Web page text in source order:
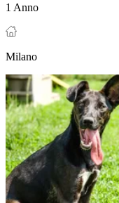
1 Anno
Milano